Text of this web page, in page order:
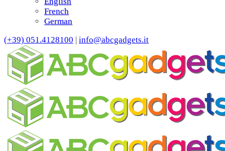
French
German
(+39) 051.4128100 | info@abcgadgets.it